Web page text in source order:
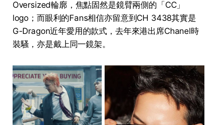
Oversized輪廓，焦點固然是鏡臂兩側的「CC」
logo；而眼利的Fans相信亦留意到CH 3438其實是
G-Dragon近年愛用的款式，去年來港出席Chanel時
裝騷，亦是戴上同一鏡架。